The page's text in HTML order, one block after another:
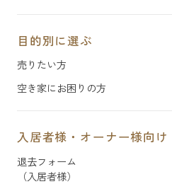
目的別に選ぶ
売りたい方
空き家にお困りの方
入居者様・オーナー様向け
退去フォーム
（入居者様）